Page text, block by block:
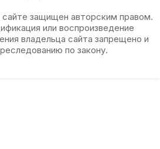
защищен авторским правом.
или воспроизведение
владельца сайта запрещено и
по закону.